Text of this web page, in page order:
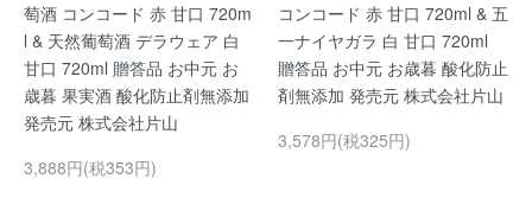
萄酒 コンコード 赤 甘口 720m
l & 天然葡萄酒 デラウェア 白
甘口 720ml 贈答品 お中元 お
歳暮 果実酒 酸化防止剤無添加
発売元 株式会社片山
3,888円(税353円)
コンコード 赤 甘口 720ml & 五
一ナイヤガラ 白 甘口 720ml
贈答品 お中元 お歳暮 酸化防止
剤無添加 発売元 株式会社片山
3,578円(税325円)